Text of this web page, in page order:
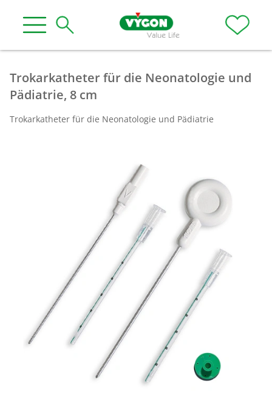
Trokarkatheter für die Neonatologie und
Pädiatrie, 8 cm
Trokarkatheter für die Neonatologie und Pädiatrie